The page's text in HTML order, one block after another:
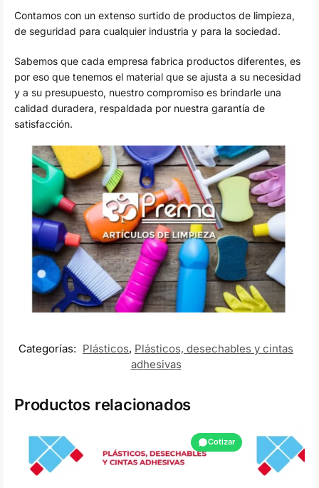
Contamos con un extenso surtido de productos de limpieza,
de seguridad para cualquier industria y para la sociedad.
Sabemos que cada empresa fabrica productos diferentes, es
por eso que tenemos el material que se ajusta a su necesidad
y a su presupuesto, nuestro compromiso es brindarle una
calidad duradera, respaldada por nuestra garantía de
satisfacción.
Categorías: Plásticos, Plásticos, desechables y cintas
adhesivas
Productos relacionados
Cotizar